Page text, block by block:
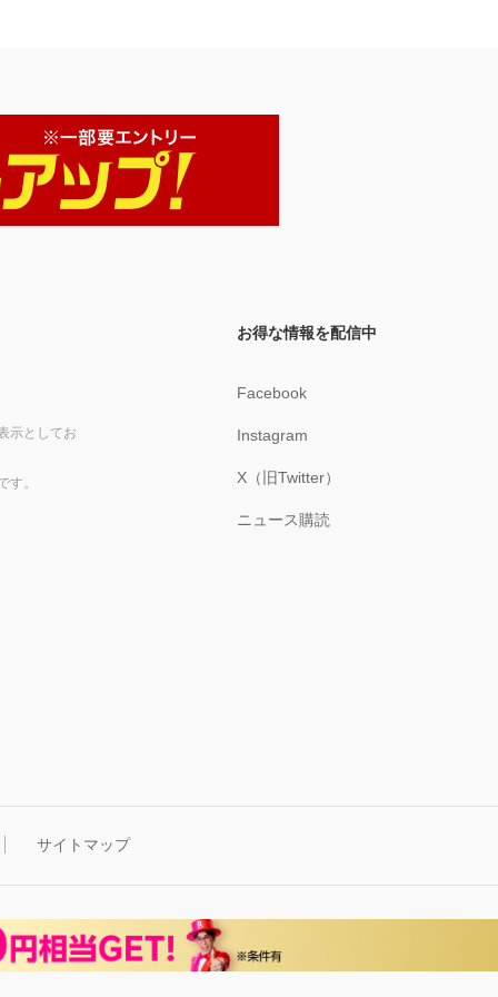
示としてお
す。
お得な情報を配信中
Facebook
Instagram
X（旧Twitter）
ニュース購読
サイトマップ